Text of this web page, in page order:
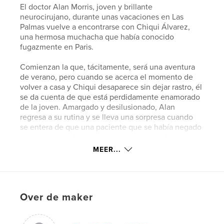
El doctor Alan Morris, joven y brillante
neurocirujano, durante unas vacaciones en Las
Palmas vuelve a encontrarse con Chiqui Álvarez,
una hermosa muchacha que había conocido
fugazmente en Paris.
Comienzan la que, tácitamente, será una aventura
de verano, pero cuando se acerca el momento de
volver a casa y Chiqui desaparece sin dejar rastro, él
se da cuenta de que está perdidamente enamorado
de la joven. Amargado y desilusionado, Alan
regresa a su rutina y se lleva una sorpresa cuando
se entera de que una paciente que se había negado
caso extremo, aceptó entrar al quirófano. Sin
details
MEER...
Over de maker